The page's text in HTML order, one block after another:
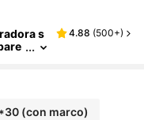
s
de
enm
4.88 (500+)
(con marco)